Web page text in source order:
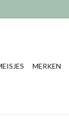
MERKEN